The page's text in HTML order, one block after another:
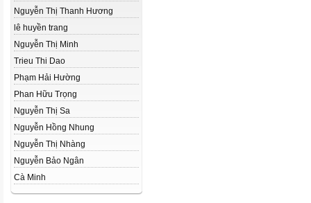
Nguyễn Thị Thanh Hương
lê huyền trang
Nguyễn Thị Minh
Trieu Thi Dao
Phạm Hải Hường
Phan Hữu Trọng
Nguyễn Thị Sa
Nguyễn Hồng Nhung
Nguyễn Thị Nhàng
Nguyễn Bảo Ngân
Cà Minh